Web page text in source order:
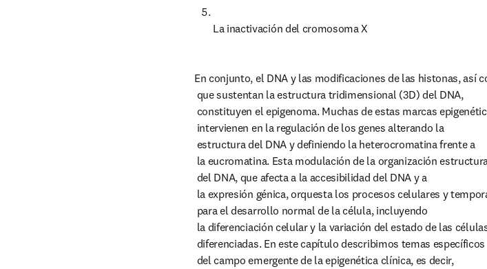
La inactivación del cromosoma X
En conjunto, el DNA y las modificaciones de las histonas, así